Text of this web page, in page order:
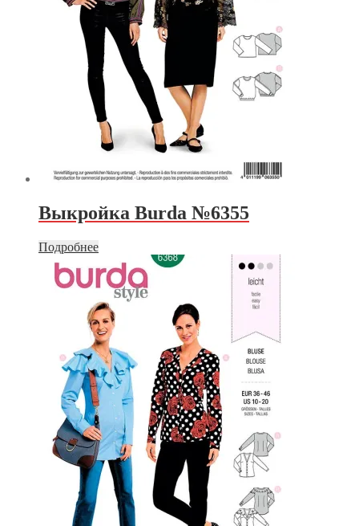
Выкройка Burda №6355
Подробнее